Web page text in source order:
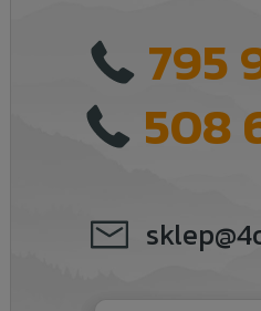
795
508